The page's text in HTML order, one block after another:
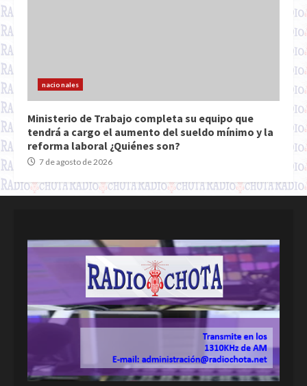
nacionales
Ministerio de Trabajo completa su equipo que
tendrá a cargo el aumento del sueldo mínimo y la
reforma laboral ¿Quiénes son?
7 de agosto de 2026